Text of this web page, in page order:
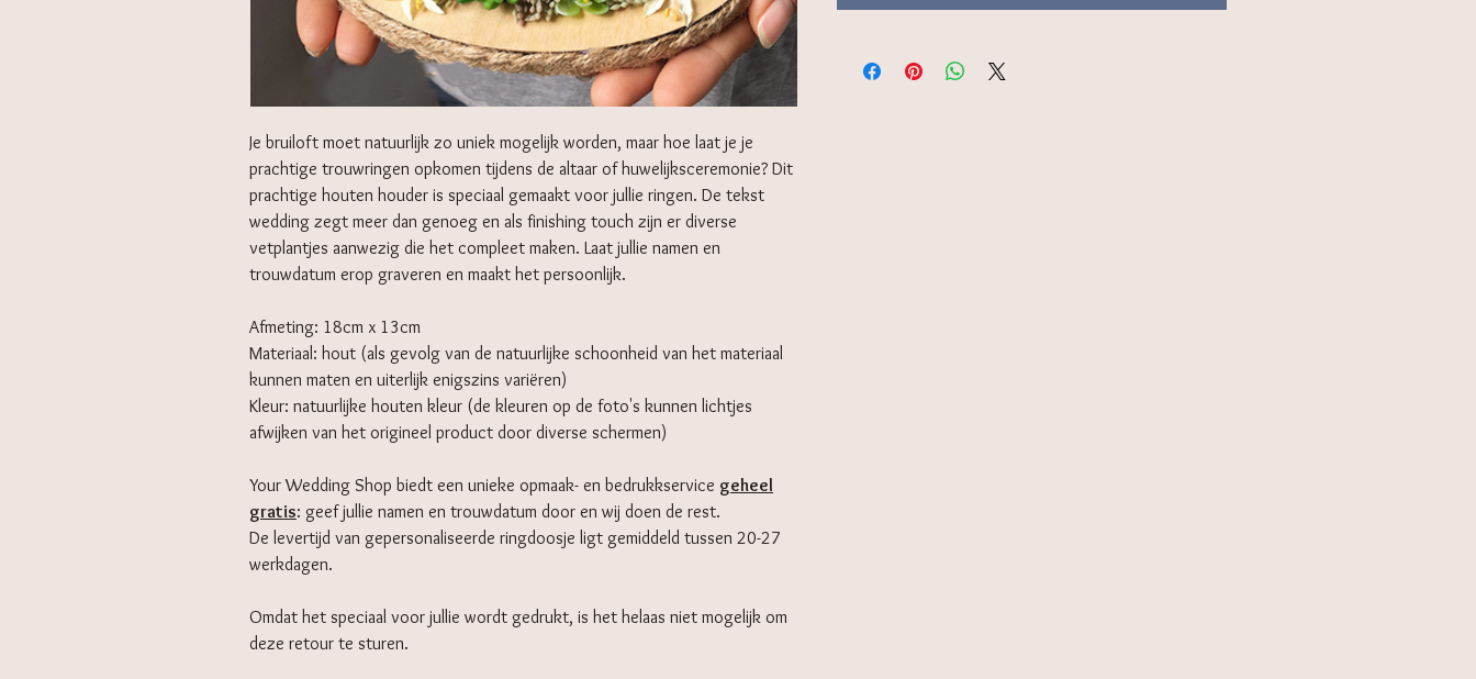
Je bruiloft moet natuurlijk zo uniek mogelijk worden, maar hoe laat je je
prachtige trouwringen opkomen tijdens de altaar of huwelijksceremonie? Dit
prachtige houten houder is speciaal gemaakt voor jullie ringen. De tekst
wedding zegt meer dan genoeg en als finishing touch zijn er diverse
vetplantjes aanwezig die het compleet maken. Laat jullie namen en
trouwdatum erop graveren en maakt het persoonlijk.
Afmeting: 18cm x 13cm
Materiaal: hout (als gevolg van de natuurlijke schoonheid van het materiaal
kunnen maten en uiterlijk enigszins variëren)
Kleur: natuurlijke houten kleur (de kleuren op de foto's kunnen lichtjes
afwijken van het origineel product door diverse schermen)
Your Wedding Shop biedt een unieke opmaak- en bedrukkservice geheel
gratis: geef jullie namen en trouwdatum door en wij doen de rest.
De levertijd van gepersonaliseerde ringdoosje ligt gemiddeld tussen 20-27
werkdagen.
Omdat het speciaal voor jullie wordt gedrukt, is het helaas niet mogelijk om
deze retour te sturen.